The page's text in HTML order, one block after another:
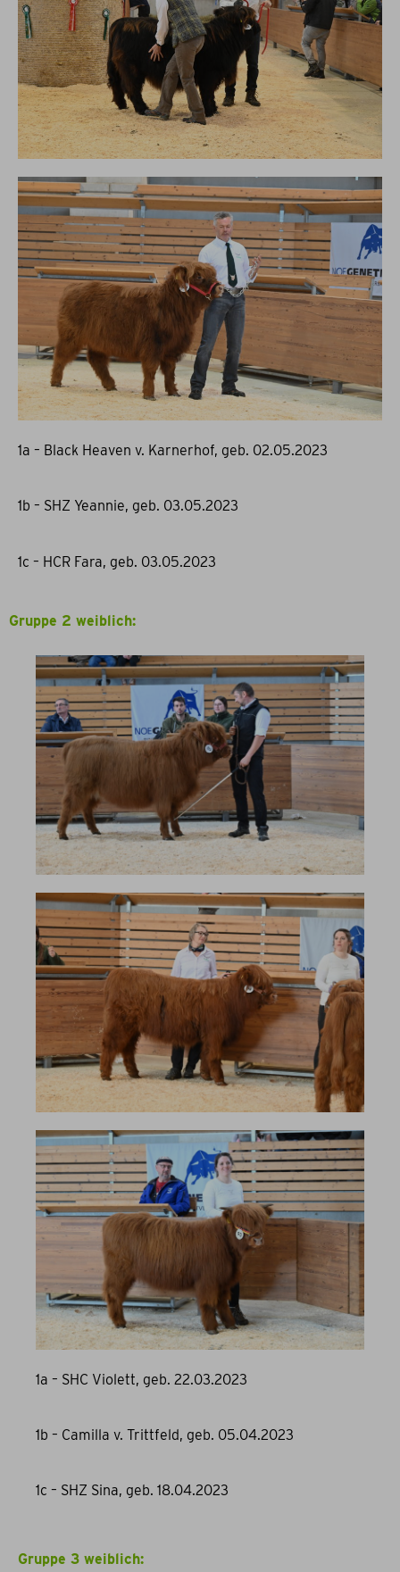
1a – Black Heaven v. Karnerhof, geb. 02.05.2023
1b – SHZ Yeannie, geb. 03.05.2023
1c – HCR Fara, geb. 03.05.2023
Gruppe 2 weiblich:
1a – SHC Violett, geb. 22.03.2023
1b – Camilla v. Trittfeld, geb. 05.04.2023
1c – SHZ Sina, geb. 18.04.2023
Gruppe 3 weiblich: